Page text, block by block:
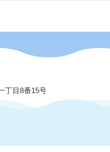
丁目8番15号